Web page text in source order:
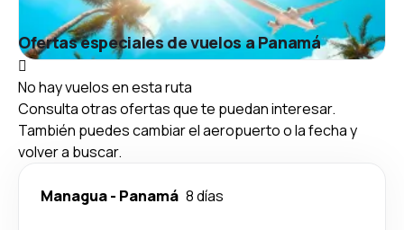
Ofertas especiales de vuelos a Panamá
No hay vuelos en esta ruta
Consulta otras ofertas que te puedan interesar.
También puedes cambiar el aeropuerto o la fecha y
volver a buscar.
Managua- Panamá 8 días